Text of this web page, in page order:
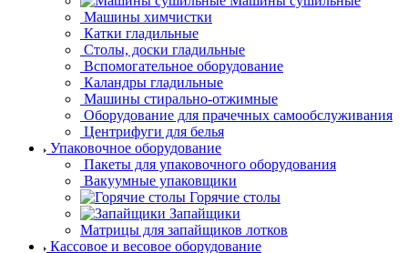
гладильные
Вспомогательное оборудование
Каландры гладильные
стирально-отжимные
Оборудование для прачечных самообслуживания
Центрифуги для белья
Упаковочное оборудование